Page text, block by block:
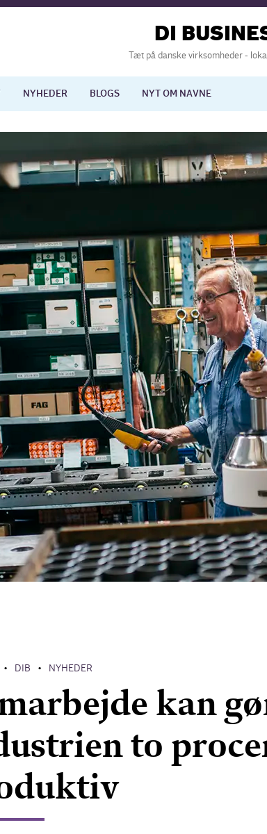
DI
Tæt på danske virksomheder -
NYHEDER BLOGS NYT OM NAVNE
Digitalisering
• DIB • NYHEDER
kan
to